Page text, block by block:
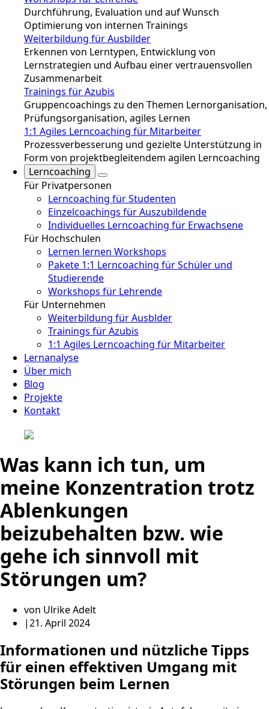
Durchführung, Evaluation und auf Wunsch
Optimierung von internen Trainings
Weiterbildung für Ausbilder
Erkennen von Lerntypen, Entwicklung von
Lernstrategien und Aufbau einer vertrauensvollen
Zusammenarbeit
Trainings für Azubis
Gruppencoachings zu den Themen Lernorganisation,
Prüfungsorganisation, agiles Lernen
1:1 Agiles Lerncoaching für Mitarbeiter
Prozessverbesserung und gezielte Unterstützung in
Form von projektbegleitendem agilen Lerncoaching
Lerncoaching
Für Privatpersonen
Lerncoaching für Studenten
Einzelcoachings für Auszubildende
Individuelles Lerncoaching für Erwachsene
Für Hochschulen
Lernen lernen Workshops
Pakete 1:1 Lerncoaching für Schüler und
Studierende
Workshops für Lehrende
Für Unternehmen
Weiterbildung für Ausblder
Trainings für Azubis
1:1 Agiles Lerncoaching für Mitarbeiter
Lernanalyse
Über mich
Blog
Projekte
Kontakt
Was kann ich tun, um
meine Konzentration trotz
Ablenkungen
beizubehalten bzw. wie
gehe ich sinnvoll mit
Störungen um?
von Ulrike Adelt
|21. April 2024
Informationen und nützliche Tipps
für einen effektiven Umgang mit
Störungen beim Lernen